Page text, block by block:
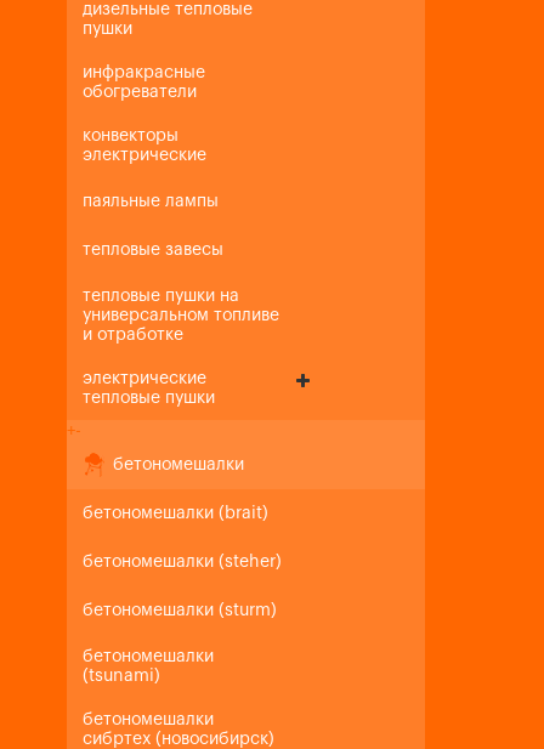
дизельные тепловые
пушки
инфракрасные
обогреватели
конвекторы
электрические
паяльные лампы
тепловые завесы
тепловые пушки на
универсальном топливе
и отработке
электрические
тепловые пушки
+-
бетономешалки
бетономешалки (brait)
бетономешалки (steher)
бетономешалки (sturm)
бетономешалки
(tsunami)
бетономешалки
сибртех (новосибирск)